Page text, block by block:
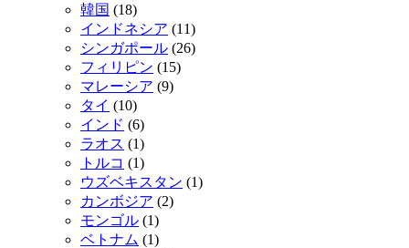
韓国 (18)
インドネシア (11)
シンガポール (26)
フィリピン (15)
マレーシア (9)
タイ (10)
インド (6)
ラオス (1)
トルコ (1)
ウズベキスタン (1)
カンボジア (2)
モンゴル (1)
ベトナム (1)